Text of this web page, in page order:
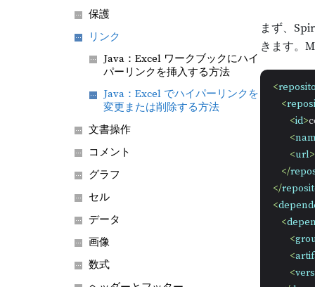
まず、
きます。
<
<
<id>
<
<url>
</
</
<
<
<
<
<
保護
リンク
Java：Excel ワークブックにハイ
パーリンクを挿入する方法
Java：Excel でハイパーリンクを
変更または削除する方法
文書操作
コメント
グラフ
セル
データ
画像
数式